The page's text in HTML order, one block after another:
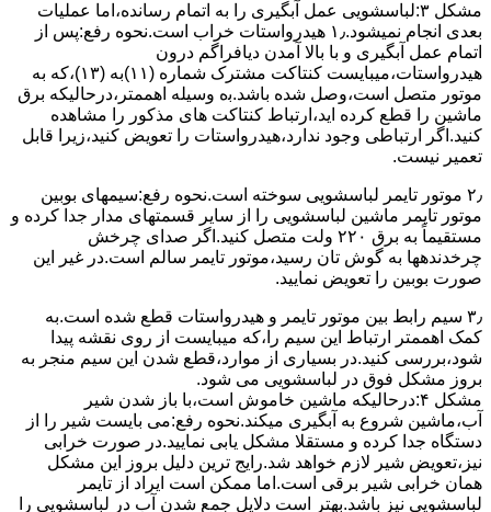
مشکل ۳:لباسشویی ﻋﻤﻞ آﺑﮕﯿﺮی را ﺑﻪ اﺗﻤﺎم رﺳﺎﻧﺪه،اﻣﺎ ﻋﻤﻠﯿﺎت
ﺑﻌﺪی اﻧﺠﺎم نمیشود.۱٫ ﻫﯿﺪرواﺳﺘﺎت ﺧﺮاب اﺳﺖ.نحوه رﻓﻊ:ﭘﺲ از
اﺗﻤﺎم عمل آﺑﮕﯿﺮی و ﺑﺎ ﺑﺎﻻ آﻣﺪن دﯾﺎﻓﺮاﮔﻢ درون
ﻫﯿﺪرواﺳﺘﺎت،میبایست ﮐﻨﺘﺎﮐﺖ ﻣﺸﺘﺮک شماره (۱۱)به (۱۳)،ﮐﻪ ﺑﻪ
ﻣﻮﺗﻮر ﻣﺘﺼﻞ اﺳﺖ،وﺻﻞ ﺷﺪه ﺑﺎﺷﺪ.ﺑه وسیله اهممتر،درحالیکه ﺑﺮق
ﻣﺎﺷﯿﻦ را ﻗﻄﻊ کرده اید،ارﺗﺒﺎط ﮐﻨﺘﺎﮐﺖ ﻫﺎی ﻣﺬﮐﻮر را ﻣﺸﺎﻫﺪه
کنید.اﮔﺮ ارﺗﺒﺎطی وجود ندارد،ﻫﯿﺪرواﺳﺘﺎت را ﺗﻌﻮﯾﺾ ﮐﻨﯿﺪ،زﯾﺮا قابل
ﺗﻌﻤﯿﺮ نیست.
۲٫ ﻣﻮﺗﻮر ﺗﺎﯾﻤﺮ لباسشویی ﺳﻮﺧﺘﻪ اﺳﺖ.نحوه رﻓﻊ:سیمهای ﺑﻮﺑﯿﻦ
ﻣﻮﺗﻮر ﺗﺎﯾﻤﺮ ماشین لباسشویی را از ﺳﺎﯾﺮ قسمتهای ﻣﺪار ﺟﺪا کرده و
مستقیماً ﺑﻪ برق ۲۲۰ وﻟﺖ ﻣﺘﺼﻞ کنید.اﮔﺮ ﺻﺪای ﭼﺮﺧﺶ
چرخدندهها به گوش تان رﺳﯿﺪ،ﻣﻮﺗﻮر ﺗﺎﯾﻤﺮ ﺳﺎﻟﻢ اﺳﺖ.در ﻏﯿﺮ اﯾﻦ
ﺻﻮرت ﺑﻮﺑﯿﻦ را ﺗﻌﻮﯾﺾ ﻧﻤﺎﯾﯿﺪ.
۳٫ ﺳﯿﻢ راﺑﻂ ﺑﯿﻦ ﻣﻮﺗﻮر ﺗﺎﯾﻤﺮ و ﻫﯿﺪرواﺳﺘﺎت ﻗﻄﻊ ﺷﺪه اﺳﺖ.به
کمک اهممتر ارﺗﺒﺎط اﯾﻦ ﺳﯿﻢ را،ﮐﻪ میبایست از روی ﻧﻘﺸﻪ ﭘﯿﺪا
ﺷﻮد،بررسی ﮐﻨﯿﺪ.در ﺑﺴﯿﺎری از موارد،ﻗﻄﻊ ﺷﺪن اﯾﻦ ﺳﯿﻢ ﻣﻨﺠﺮ ﺑﻪ
ﺑﺮوز مشکل ﻓﻮق در لباسشویی می شود.
مشکل ۴:درحالیکه ﻣﺎﺷﯿﻦ ﺧﺎﻣﻮش اﺳﺖ،ﺑﺎ ﺑﺎز ﺷﺪن ﺷﯿﺮ
آب،ﻣﺎﺷﯿﻦ ﺷﺮوع ﺑﻪ آﺑﮕﯿﺮی میکند.نحوه رﻓﻊ:می بایست ﺷﯿﺮ را از
دستگاه جدا کرده و مستقلا مشکل یابی نمایید.در صورت خرابی
نیز،تعویض شیر لازم خواهد شد.رایج ترین دلیل بروز این مشکل
همان خرابی شیر برقی است.اما ممکن است ایراد از تایمر
لباسشویی نیز باشد.بهتر است دلایل جمع شدن آب در لباسشویی را